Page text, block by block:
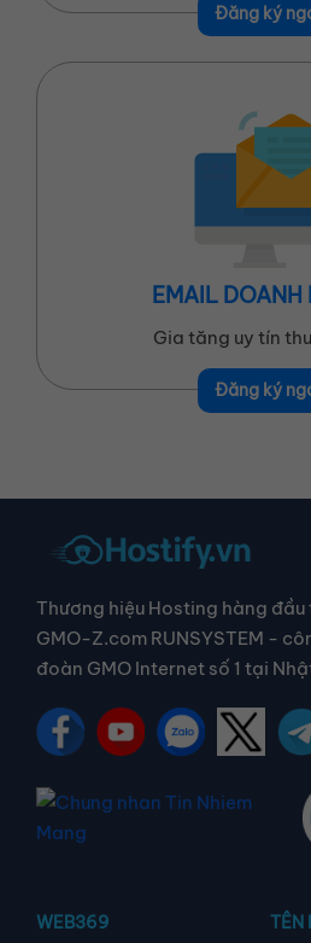
Đăng ký
EMAIL DOANH
Gia tăng uy tín
Đăng ký
Thương hiệu Hosting hàng
GMO-Z.com RUNSYSTEM -
đoàn GMO Internet số 1 tại
WEB369 TÊN